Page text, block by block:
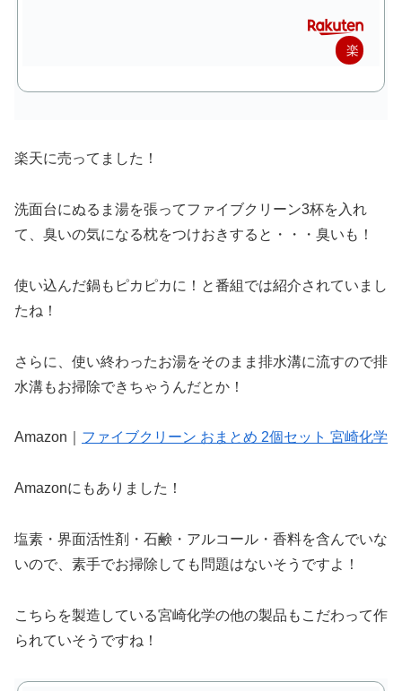
楽
楽天に売ってました！
洗面台にぬるま湯を張ってファイブクリーン3杯を入れ
て、臭いの気になる枕をつけおきすると・・・臭いも！
使い込んだ鍋もピカピカに！と番組では紹介されていまし
たね！
さらに、使い終わったお湯をそのまま排水溝に流すので排
水溝もお掃除できちゃうんだとか！
Amazon｜ ファイブクリーン おまとめ 2個セット 宮崎化学
Amazonにもありました！
塩素・界面活性剤・石鹸・アルコール・香料を含んでいな
いので、素手でお掃除しても問題はないそうですよ！
こちらを製造している宮崎化学の他の製品もこだわって作
られていそうですね！